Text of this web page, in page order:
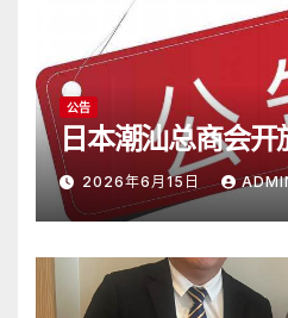
公告
日本潮汕总商会开
2026年6月15日